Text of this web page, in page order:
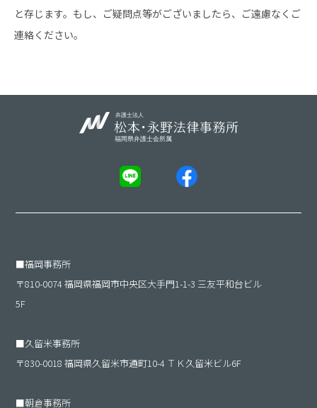
と存じます。もし、ご疑問点等がございましたら、ご遠慮なくご
連絡ください。
■福岡事務所
〒810-0074 福岡県福岡市中央区大手門1-1-3 三友平和台ビル
5F
■久留米事務所
〒830-0018 福岡県久留米市通町10-4 ＴＫ久留米ビル6F
■朝倉事務所